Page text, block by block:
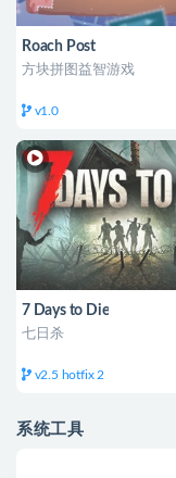
Roach Post
方块拼图益智游戏
v1.0
7 Days to Die
七日杀
v2.5 hotfix 2
系统工具